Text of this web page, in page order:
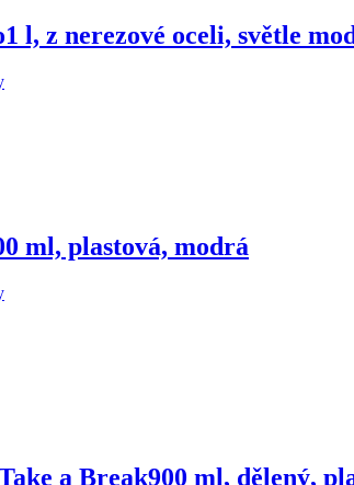
1 l, z nerezové oceli, světle
ml, plastová, modrá
a Break900 ml, dělený,